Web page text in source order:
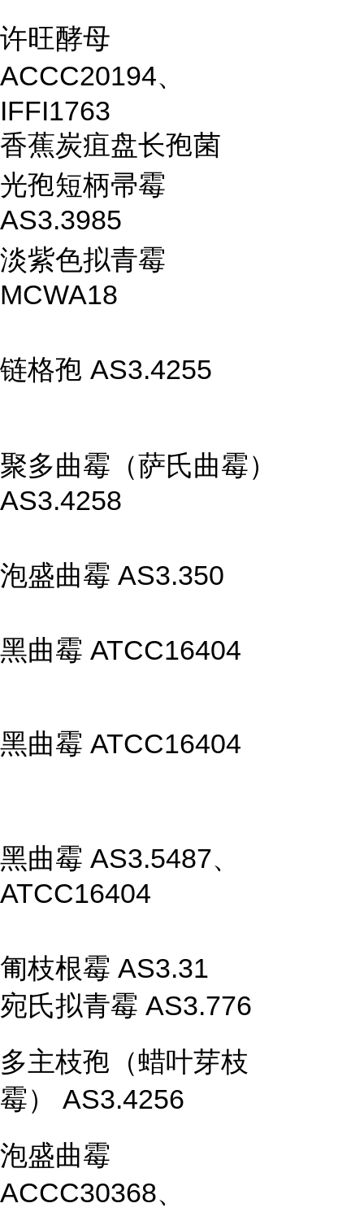
许旺酵母
ACCC20194、
IFFI1763
香蕉炭疽盘长孢菌
光孢短柄帚霉
AS3.3985
淡紫色拟青霉
MCWA18
链格孢 AS3.4255
聚多曲霉（萨氏曲霉）
AS3.4258
泡盛曲霉 AS3.350
黑曲霉 ATCC16404
黑曲霉 ATCC16404
黑曲霉 AS3.5487、
ATCC16404
匍枝根霉 AS3.31
宛氏拟青霉 AS3.776
多主枝孢（蜡叶芽枝
霉） AS3.4256
泡盛曲霉
ACCC30368、